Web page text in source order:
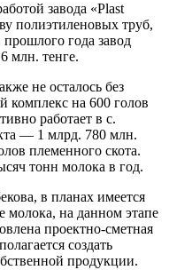
завода «Plast
полиэтиленовых труб,
года завод
млн. тенге.
не осталось без
на 600 голов
работает в с.
— 1 млрд. 780 млн.
племенного скота.
тонн молока в год.
в планах имеется
молока, на данном этапе
проектно-сметная
создать
продукции.